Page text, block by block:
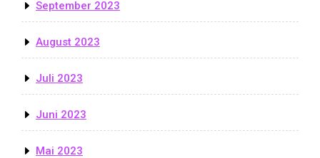
September 2023
August 2023
Juli 2023
Juni 2023
Mai 2023